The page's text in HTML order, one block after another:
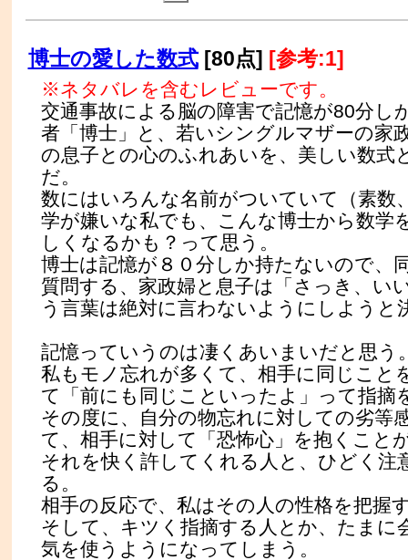
博士の愛した数式[80点] [参考:1]
※ネタバレを含むレビューです。
交通事故による脳の障害で記憶が80分し
者「博士」と、若いシングルマザーの家
の息子との心のふれあいを、美しい数式
だ。
数にはいろんな名前がついていて（素数
学が嫌いな私でも、こんな博士から数学
しくなるかも？って思う。
博士は記憶が８０分しか持たないので、
質問する、家政婦と息子は「さっき、い
う言葉は絶対に言わないようにしようと
記憶っていうのは凄くあいまいだと思う
私もモノ忘れが多くて、相手に同じこと
て「前にも同じこといったよ」って指摘
その度に、自分の物忘れに対しての劣等
て、相手に対して「恐怖心」を抱くこと
それを快く許してくれる人と、ひどく注
る。
相手の反応で、私はその人の性格を把握
そして、キツく指摘する人とか、たまに
気を使うようになってしまう。